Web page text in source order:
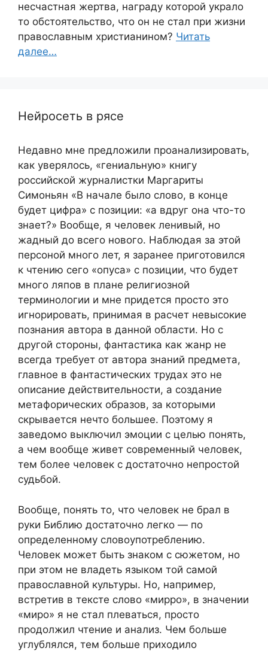
несчастная жертва, награду которой украло
то обстоятельство, что он не стал при жизни
православным христианином? Читать
далее…
Нейросеть в рясе
Недавно мне предложили проанализировать,
как уверялось, «гениальную» книгу
российской журналистки Маргариты
Симоньян «В начале было слово, в конце
будет цифра» с позиции: «а вдруг она что-то
знает?» Вообще, я человек ленивый, но
жадный до всего нового. Наблюдая за этой
персоной много лет, я заранее приготовился
к чтению сего «опуса» с позиции, что будет
много ляпов в плане религиозной
терминологии и мне придется просто это
игнорировать, принимая в расчет невысокие
познания автора в данной области. Но с
другой стороны, фантастика как жанр не
всегда требует от автора знаний предмета,
главное в фантастических трудах это не
описание действительности, а создание
метафорических образов, за которыми
скрывается нечто большее. Поэтому я
заведомо выключил эмоции с целью понять,
а чем вообще живет современный человек,
тем более человек с достаточно непростой
судьбой.
Вообще, понять то, что человек не брал в
руки Библию достаточно легко — по
определенному словоупотреблению.
Человек может быть знаком с сюжетом, но
при этом не владеть языком той самой
православной культуры. Но, например,
встретив в тексте слово «мирро», в значении
«миро» я не стал плеваться, просто
продолжил чтение и анализ. Чем больше
углублялся, тем больше приходило